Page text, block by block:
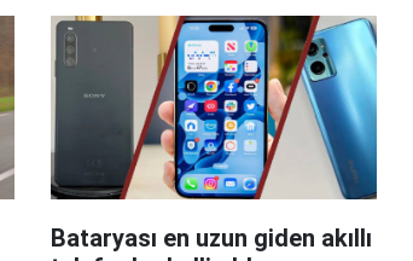
Bataryası en uzun giden akıllı